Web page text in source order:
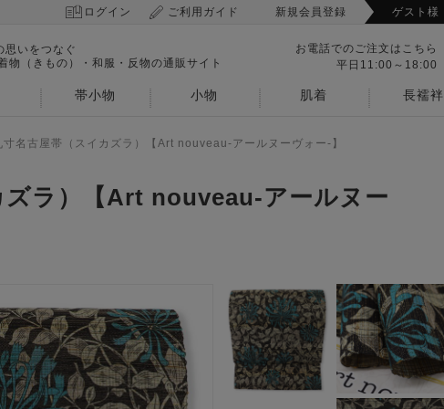
ログイン ご利用ガイド 新規会員登録 ゲスト様
思いをつなぐ
物（きもの）・和服・反物の通販サイト
お電話でのご注文はこちら
平日11:00～18:00
帯小物 小物 肌着
長襦袢
寸名古屋帯（スイカズラ）【Art nouveau-アールヌーヴォー-】
ズラ）【Art nouveau-アールヌー